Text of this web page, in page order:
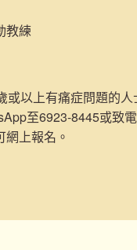
教練
或以上有痛症問題的
至6923-8445或致
網上報名。